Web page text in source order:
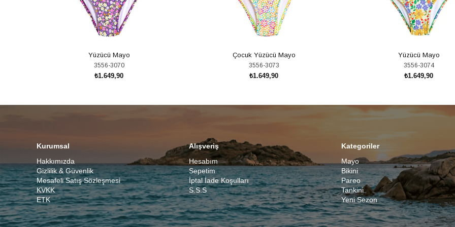
Yüzücü Mayo
3556-3070
₺1.649,90
Çocuk Yüzücü Mayo
3556-3073
₺1.649,90
Yüzücü Mayo
3556-3074
₺1.649,90
SEPETE EKLE
Kurumsal
Hakkımızda
Gizlilik & Güvenlik
Mesafeli Satış Sözleşmesi
KVKK
ETK
Alışveriş
Hesabım
Sepetim
İptal İade Koşulları
S.S.S
Kategoriler
Mayo
Bikini
Pareo
Tankini
Yeni Sezon